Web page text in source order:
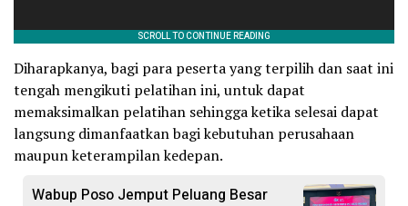
Diharapkanya, bagi para peserta yang terpilih dan saat ini
tengah mengikuti pelatihan ini, untuk dapat
memaksimalkan pelatihan sehingga ketika selesai dapat
langsung dimanfaatkan bagi kebutuhan perusahaan
maupun keterampilan kedepan.
Wabup Poso Jemput Peluang Besar